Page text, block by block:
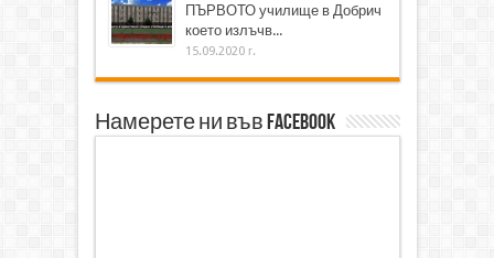
ПЪРВОТО училище в Добрич
което излъчв...
15.09.2020 г.
Намерете ни във Facebook